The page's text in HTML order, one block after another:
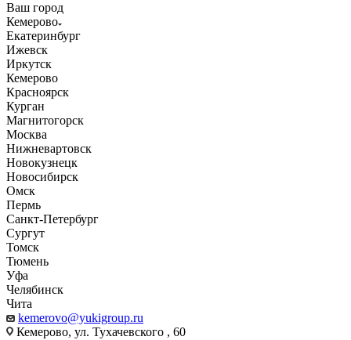
Ваш город
Кемерово
Екатеринбург
Ижевск
Иркутск
Кемерово
Красноярск
Курган
Магнитогорск
Москва
Нижневартовск
Новокузнецк
Новосибирск
Омск
Пермь
Санкт-Петербург
Сургут
Томск
Тюмень
Уфа
Челябинск
Чита
kemerovo@yukigroup.ru
Кемерово, ул. Тухачевского , 60